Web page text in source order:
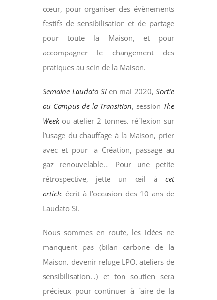
cœur, pour organiser des évènements
festifs de sensibilisation et de partage
pour toute la Maison, et pour
accompagner le changement des
pratiques au sein de la Maison.
Semaine Laudato Sien mai 2020, Sortie
au Campus de la Transition, session The
Weekou atelier 2 tonnes, réflexion sur
l’usage du chauffage à la Maison, prier
avec et pour la Création, passage au
gaz renouvelable… Pour une petite
rétrospective, jette un œil à cet
article écrit à l’occasion des 10 ans de
Laudato Si.
Nous sommes en route, les idées ne
manquent pas (bilan carbone de la
Maison, devenir refuge LPO, ateliers de
sensibilisation…) et ton soutien sera
précieux pour continuer à faire de la